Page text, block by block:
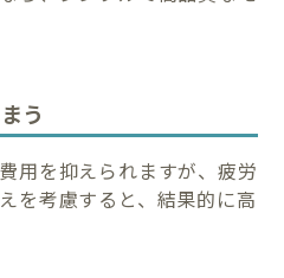
う
用を抑えられますが、疲労
を考慮すると、結果的に高